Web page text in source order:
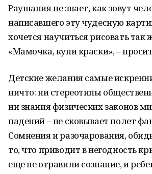
Раушания не знает, как зовут
написавшего эту чудесную
хочется научиться рисовать так
«Мамочка, купи краски», –
Детские желания самые
ничто: ни стереотипы
ни знания физических законов
падений – не сковывает полет
Сомнения и разочарования,
то, что приводит в негодность
еще не отравили сознание, и